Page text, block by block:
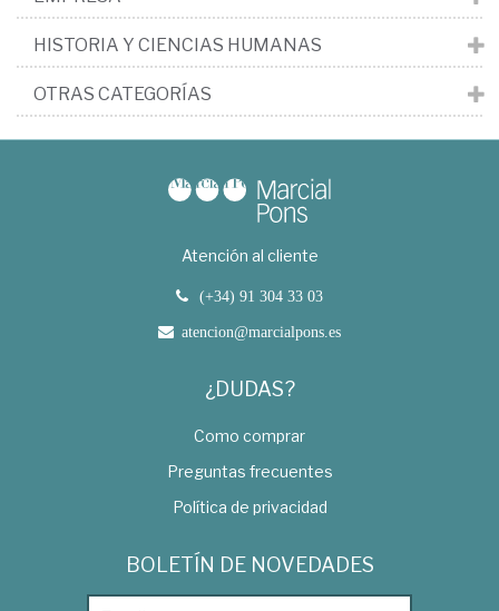
HISTORIA Y CIENCIAS HUMANAS
OTRAS CATEGORÍAS
Atención al cliente
(+34) 91 304 33 03
atencion@marcialpons.es
¿DUDAS?
Como comprar
Preguntas frecuentes
Política de privacidad
BOLETÍN DE NOVEDADES